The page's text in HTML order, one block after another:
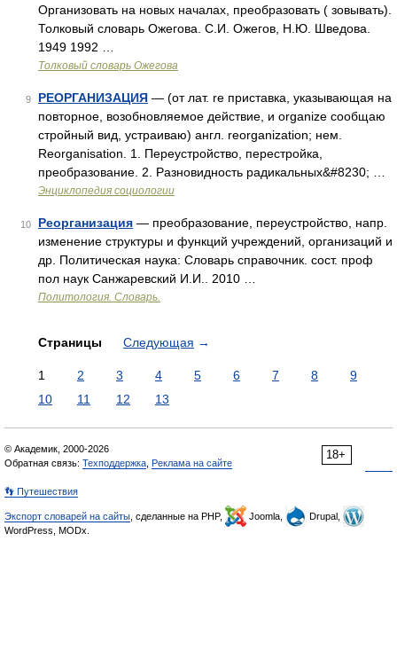
Организовать на новых началах, преобразовать ( зовывать).
Толковый словарь Ожегова. С.И. Ожегов, Н.Ю. Шведова.
1949 1992 …
Толковый словарь Ожегова
9 РЕОРГАНИЗАЦИЯ — (от лат. re приставка, указывающая на
повторное, возобновляемое действие, и organize сообщаю
стройный вид, устраиваю) англ. reorganization; нем.
Reorganisation. 1. Переустройство, перестройка,
преобразование. 2. Разновидность радикальных&#8230; …
Энциклопедия социологии
10 Реорганизация — преобразование, переустройство, напр.
изменение структуры и функций учреждений, организаций и
др. Политическая наука: Словарь справочник. сост. проф
пол наук Санжаревский И.И.. 2010 …
Политология. Словарь.
Страницы Следующая →
1 2 3 4 5 6 7 8
9
10
11 12 13
18+
© Академик, 2000-2026
Обратная связь: Техподдержка Реклама на сайте
👣 Путешествия
Экспорт словарей на сайты , сделанные на PHP, Joomla,
Drupal,
WordPress, MODx.